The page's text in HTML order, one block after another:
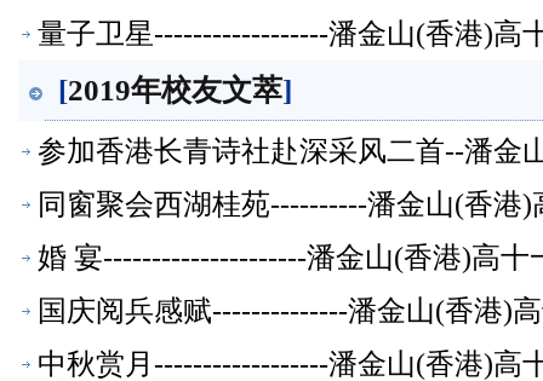
量子卫星------------------潘金山(香港)高
[2019年校友文萃]
参加香港长青诗社赴深采风二首--潘金
同窗聚会西湖桂苑----------潘金山(香港
婚 宴---------------------潘金山(香港)高十
国庆阅兵感赋--------------潘金山(香港)
中秋赏月------------------潘金山(香港)高